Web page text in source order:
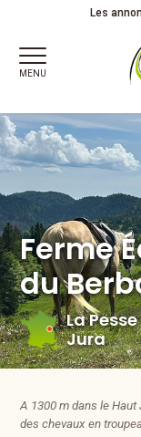
Ferme Équestre du
Les
MENU
Ferme
du
La Pesse
Jura
A 1300 m dans le Haut
des chevaux en